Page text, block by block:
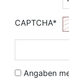
CAPTCHA*
Angaben